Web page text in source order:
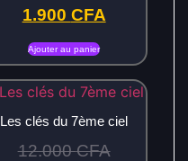
1.900 CFA
Ajouter au panier
Les clés du 7ème ciel
12.000CFA